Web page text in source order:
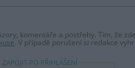
komentáře a postřehy. Tím, že
. V případě porušení si redakce
PO PŘIHLÁŠENÍ